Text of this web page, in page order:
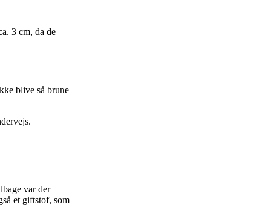
3 cm, da de
blive så brune
var der
et giftstof, som